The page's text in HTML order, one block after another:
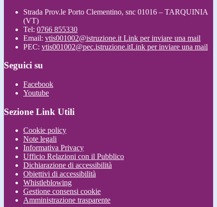
Strada Prov.le Porto Clementino, snc 01016 – TARQUINIA
(VT)
Tel: 0766 855330
Email: vtis001002@istruzione.it Link per inviare una mail
PEC: vtis001002@pec.istruzione.itLink per inviare una mail
Seguici su
Facebook
Youtube
Sezione Link Utili
Cookie policy
Note legali
Informativa Privacy
Ufficio Relazioni con il Pubblico
Dichiarazione di accessibilità
Obiettivi di accessibilità
Whistleblowing
Gestione consensi cookie
Amministrazione trasparente